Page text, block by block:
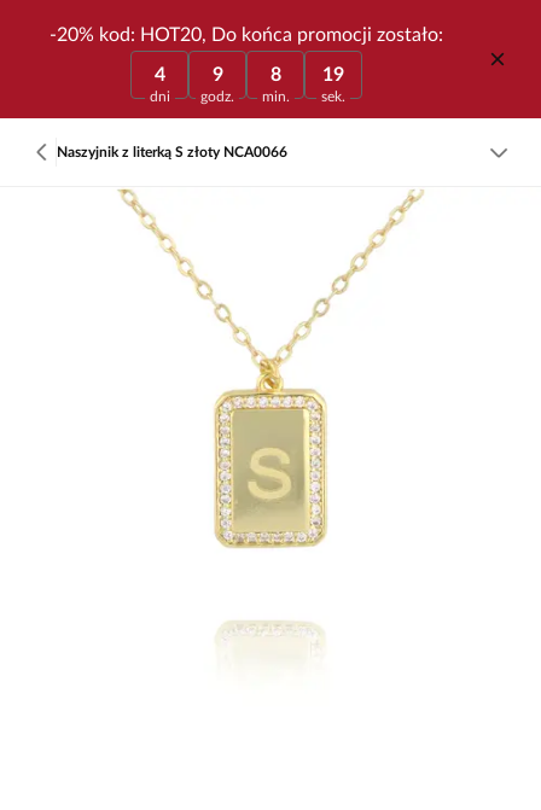
-20% kod: HOT20, Do końca promocji zostało:
4
dni
9
godz.
8
min.
19
sek.
Naszyjnik z literką S złoty NCA0066